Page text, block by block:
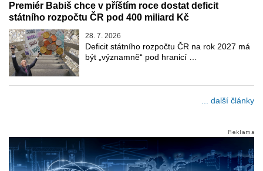
Premiér Babiš chce v příštím roce dostat deficit
státního rozpočtu ČR pod 400 miliard Kč
28. 7. 2026
Deficit státního rozpočtu ČR na rok 2027 má
být „významně“ pod hranicí …
... další články